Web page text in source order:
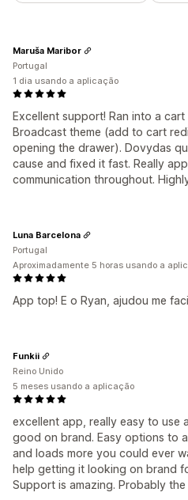
Excellent support! Ran into a
Broadcast theme (add to cart
opening the drawer). Dovydas
cause and fixed it fast. Really
communication throughout.
Maruša Maribor
Portugal
1 dia usando a aplicação
App top! E o Ryan, ajudou me
Luna Barcelona
Portugal
Aproximadamente 5 horas usando a
excellent app, really easy to use
good on brand. Easy options to
and loads more you could ever
help getting it looking on brand
Support is amazing. Probably
Funkii
Reino Unido
5 meses usando a aplicação